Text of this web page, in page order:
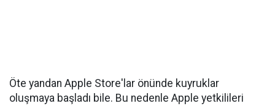
Öte yandan Apple Store'lar önünde kuyruklar
oluşmaya başladı bile. Bu nedenle Apple yetkilileri